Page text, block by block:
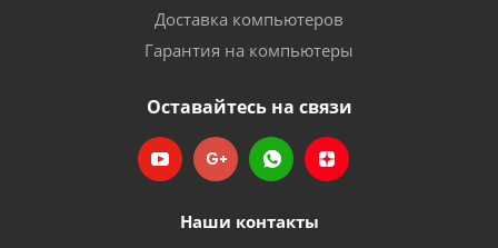
Доставка компьютеров
Гарантия на компьютеры
Оставайтесь на связи
Наши контакты